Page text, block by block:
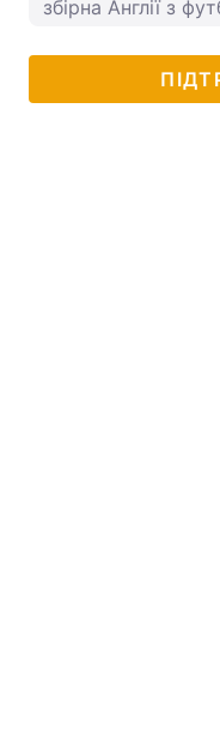
збірна Англії з